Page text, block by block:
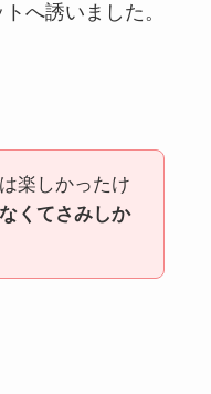
へ誘いました。
楽しかったけ
くてさみしか